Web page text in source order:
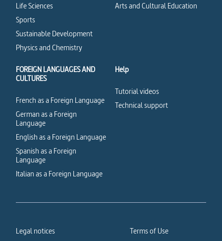
Life Sciences
Sports
Sustainable Development
Physics and Chemistry
Arts and Cultural Education
FOREIGN LANGUAGES AND
CULTURES
French as a Foreign Language
German as a Foreign
Language
English as a Foreign Language
Spanish as a Foreign
Language
Italian as a Foreign Language
Help
Tutorial videos
Technical support
Legal notices Terms of Use